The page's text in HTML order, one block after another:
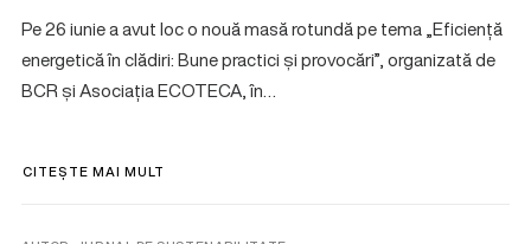
Pe 26 iunie a avut loc o nouă masă rotundă pe tema „Eficiență
energetică în clădiri: Bune practici și provocări”, organizată de
BCR și Asociația ECOTECA, în…
CITEȘTE MAI MULT